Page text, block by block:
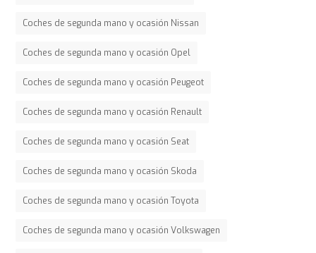
Coches de segunda mano y ocasión Nissan
Coches de segunda mano y ocasión Opel
Coches de segunda mano y ocasión Peugeot
Coches de segunda mano y ocasión Renault
Coches de segunda mano y ocasión Seat
Coches de segunda mano y ocasión Skoda
Coches de segunda mano y ocasión Toyota
Coches de segunda mano y ocasión Volkswagen